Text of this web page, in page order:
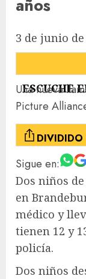
años
3 de junio de
ESCUCHE
Una nueva
Picture
DIVIDIDO
Sigue en:
Dos niños
en
médico y
tienen 12 y
policía.
Dos niños